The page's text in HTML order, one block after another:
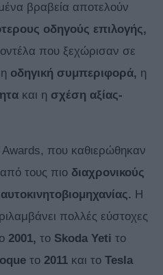
βραβεία αποτελούν
οδηγούς επιλογής,
που ξεχώρισαν σε
η οδηγική συμπεριφορά, η
και η σχέση αξίας-
που καθιερώθηκαν
τους πιο διαχρονικούς
Η
πολλές εύστοχες
2001, το Skoda Yeti το
το 2011 και το Tesla